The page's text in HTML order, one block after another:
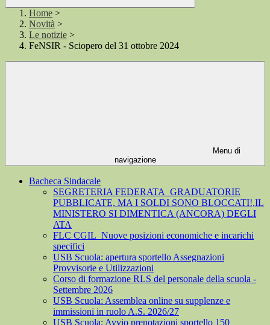
Home >
Novità >
Le notizie >
FeNSIR - Sciopero del 31 ottobre 2024
Menu di
navigazione
Bacheca Sindacale
SEGRETERIA FEDERATA_GRADUATORIE
PUBBLICATE, MA I SOLDI SONO BLOCCATI!,IL
MINISTERO SI DIMENTICA (ANCORA) DEGLI
ATA
FLC CGIL_Nuove posizioni economiche e incarichi
specifici
USB Scuola: apertura sportello Assegnazioni
Provvisorie e Utilizzazioni
Corso di formazione RLS del personale della scuola -
Settembre 2026
USB Scuola: Assemblea online su supplenze e
immissioni in ruolo A.S. 2026/27
USB Scuola: Avvio prenotazioni sportello 150